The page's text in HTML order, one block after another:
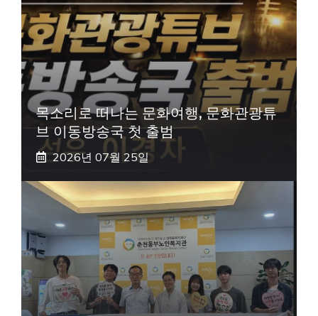
목소리로 떠나는 문화여행, 문화관광튜
브 이동방송국 첫 출범
2026년 07월 25일